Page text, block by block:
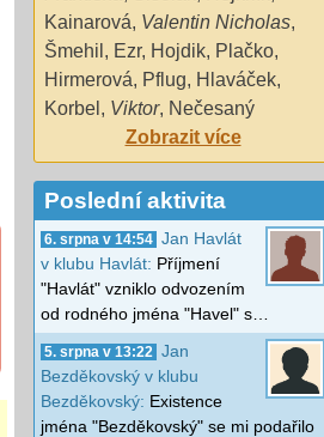
Kainarová, Valentin Nicholas,
Šmehil , Ezr, Hojdik, Plačko,
Hirmerová, Pflug, Hlaváček,
Korbel , Viktor, Nečesaný
Zobrazit více
Poslední aktivita
6. srpna v 14:54 Jan Havlát
v klubu Havlát: Příjmení
"Havlát" vzniklo odvozením
od rodného jména "Havel" s…
5. srpna v 13:22
Jan
Bezděkovský v klubu
Bezděkovský: Existence
jména "Bezděkovský" se mi podařilo